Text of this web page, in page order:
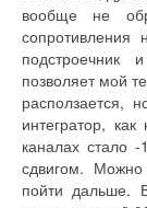
вообще не
подстроечник
позволяет мой
расползается,
интегратор,
каналах стало
сдвигом.
пойти дальше.